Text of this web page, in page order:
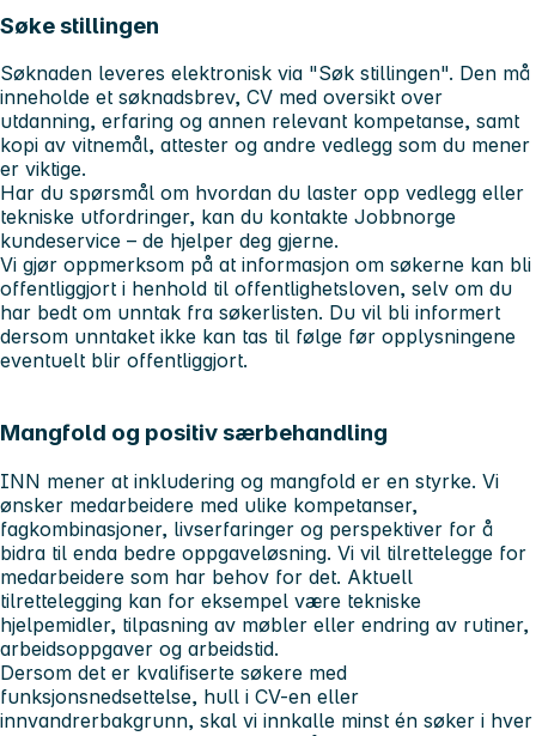
Søke stillingen
Søknaden leveres elektronisk via "Søk stillingen". Den må
inneholde et søknadsbrev, CV med oversikt over
utdanning, erfaring og annen relevant kompetanse, samt
kopi av vitnemål, attester og andre vedlegg som du mener
er viktige.
Har du spørsmål om hvordan du laster opp vedlegg eller
tekniske utfordringer, kan du kontakte Jobbnorge
kundeservice – de hjelper deg gjerne.
Vi gjør oppmerksom på at informasjon om søkerne kan bli
offentliggjort i henhold til offentlighetsloven, selv om du
har bedt om unntak fra søkerlisten. Du vil bli informert
dersom unntaket ikke kan tas til følge før opplysningene
eventuelt blir offentliggjort.
Mangfold og positiv særbehandling
INN mener at inkludering og mangfold er en styrke. Vi
ønsker medarbeidere med ulike kompetanser,
fagkombinasjoner, livserfaringer og perspektiver for å
bidra til enda bedre oppgaveløsning. Vi vil tilrettelegge for
medarbeidere som har behov for det. Aktuell
tilrettelegging kan for eksempel være tekniske
hjelpemidler, tilpasning av møbler eller endring av rutiner,
arbeidsoppgaver og arbeidstid.
Dersom det er kvalifiserte søkere med
funksjonsnedsettelse, hull i CV-en eller
innvandrerbakgrunn, skal vi innkalle minst én søker i hver